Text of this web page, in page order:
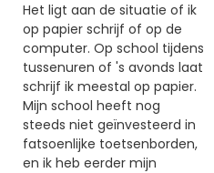
Het ligt aan de situatie of ik
op papier schrijf of op de
computer. Op school tijdens
tussenuren of 's avonds laat
schrijf ik meestal op papier.
Mijn school heeft nog
steeds niet geïnvesteerd in
fatsoenlijke toetsenborden,
en ik heb eerder mijn